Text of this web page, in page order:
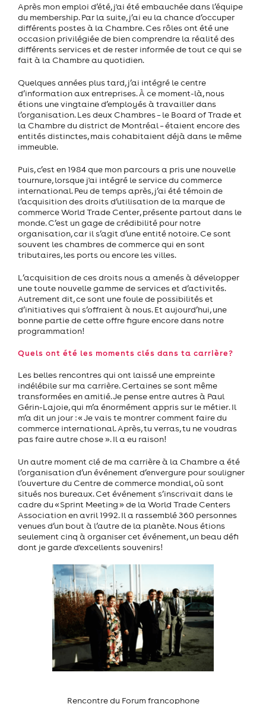
Après mon emploi d’été, j'ai été embauchée dans l’équipe
du membership. Par la suite, j’ai eu la chance d’occuper
différents postes à la Chambre. Ces rôles ont été une
occasion privilégiée de bien comprendre la réalité des
différents services et de rester informée de tout ce qui se
fait à la Chambre au quotidien.
Quelques années plus tard, j’ai intégré le centre
d’information aux entreprises. À ce moment-là, nous
étions une vingtaine d’employés à travailler dans
l’organisation. Les deux Chambres – le Board of Trade et
la Chambre du district de Montréal – étaient encore des
entités distinctes, mais cohabitaient déjà dans le même
immeuble.
Puis, c’est en 1984 que mon parcours a pris une nouvelle
tournure, lorsque j'ai intégré le service du commerce
international. Peu de temps après, j’ai été témoin de
l’acquisition des droits d’utilisation de la marque de
commerce World Trade Center, présente partout dans le
monde. C’est un gage de crédibilité pour notre
organisation, car il s’agit d’une entité notoire. Ce sont
souvent les chambres de commerce qui en sont
tributaires, les ports ou encore les villes.
L’acquisition de ces droits nous a amenés à développer
une toute nouvelle gamme de services et d’activités.
Autrement dit, ce sont une foule de possibilités et
d’initiatives qui s’offraient à nous. Et aujourd’hui, une
bonne partie de cette offre figure encore dans notre
programmation!
Quels ont été les moments clés dans ta carrière?
Les belles rencontres qui ont laissé une empreinte
indélébile sur ma carrière. Certaines se sont même
transformées en amitié. Je pense entre autres à Paul
Gérin-Lajoie, qui m’a énormément appris sur le métier. Il
m’a dit un jour : « Je vais te montrer comment faire du
commerce international. Après, tu verras, tu ne voudras
pas faire autre chose ». Il a eu raison!
Un autre moment clé de ma carrière à la Chambre a été
l’organisation d’un événement d’envergure pour souligner
l’ouverture du Centre de commerce mondial, où sont
situés nos bureaux. Cet événement s’inscrivait dans le
cadre du « Sprint Meeting » de la World Trade Centers
Association en avril 1992. Il a rassemblé 360 personnes
venues d’un bout à l’autre de la planète. Nous étions
seulement cinq à organiser cet événement, un beau défi
dont je garde d'excellents souvenirs!
Rencontre du Forum francophone